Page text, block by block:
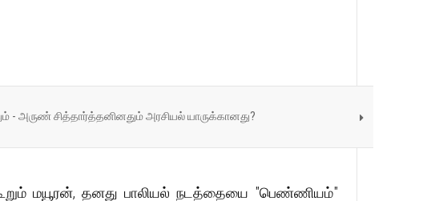
- அருண் சித்தார்த்தனினதும் அரசியல் யாருக்கானது?
மயூரன், தனது பாலியல் நடத்தையை "பெண்ணியம்"